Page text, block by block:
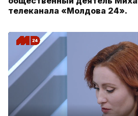
телеканала «Молдова 24».